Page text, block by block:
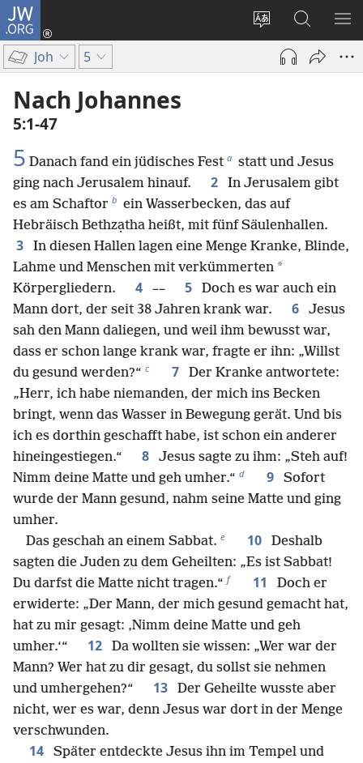
JW.ORG
Websitesprache
ändern
Anmelden
(öffnet
Fenster)
Suche
Joh 5
Nach Johannes
5:1-47
5 Danach fand ein jüdisches Fest a statt und Jesus
ging nach Jerusalem hinauf.
2
In Jerusalem gibt
es am Schaftor b ein Wasserbecken, das auf
Hebräisch Bethzạtha heißt, mit fünf Säulenhallen.
3
In diesen Hallen lagen eine Menge Kranke, Blinde,
Lahme und Menschen mit verkümmerten *
Körpergliedern. 4 –– 5
Doch es war auch ein
Mann dort, der seit 38 Jahren krank war.
6
Jesus
sah den Mann daliegen, und weil ihm bewusst war,
dass er schon lange krank war, fragte er ihn: „Willst
du gesund werden?“ c 7
Der Kranke antwortete:
„Herr, ich habe niemanden, der mich ins Becken
bringt, wenn das Wasser in Bewegung gerät. Und bis
ich es dorthin geschafft habe, ist schon ein anderer
hineingestiegen.“
8
Jesus sagte zu ihm: „Steh auf!
Nimm deine Matte und geh umher.“ d 9
Sofort
wurde der Mann gesund, nahm seine Matte und ging
umher.
Das geschah an einem Sabbat. e 10
Deshalb
sagten die Juden zu dem Geheilten: „Es ist Sabbat!
Du darfst die Matte nicht tragen.“ f 11
Doch er
erwiderte: „Der Mann, der mich gesund gemacht hat,
hat zu mir gesagt: ‚Nimm deine Matte und geh
umher.‘“
12
Da wollten sie wissen: „Wer war der
Mann? Wer hat zu dir gesagt, du sollst sie nehmen
und umhergehen?“
13
Der Geheilte wusste aber
nicht, wer es war, denn Jesus war dort in der Menge
verschwunden.
14
Später entdeckte Jesus ihn im Tempel und